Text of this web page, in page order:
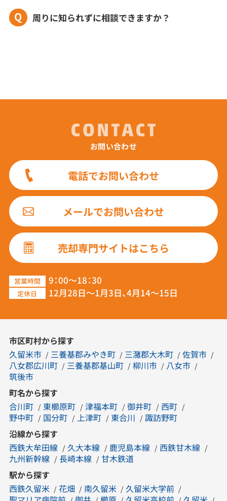
Q 周りに知られずに相談できますか？
お問い合わせ
電話でお問い合わせ
メールでお問い合わせ
売却専門サイトはこちら
営業時間 9：00～18：30
定休日 12月28日～1月3日、4月14～15日
市区町村から探す
久留米市
三養基郡みやき町 三潴郡大木町
佐賀市
八女郡広川町
三養基郡基山町 柳川市
八女市
筑後市
町名から探す
合川町
東櫛原町 津福本町 御井町
西町
野中町
国分町 上津町 東合川
諏訪野町
沿線から探す
西鉄大牟田線
久大本線 鹿児島本線
西鉄甘木線
九州新幹線
長崎本線
甘木鉄道
駅から探す
西鉄久留米
花畑 南久留米
久留米大学前